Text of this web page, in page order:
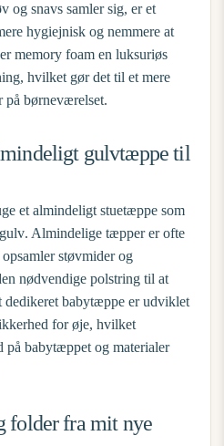
og snavs samler sig, er et
hygiejnisk og nemmere at
memory foam en luksuriøs
hvilket gør det til et mere
på børneværelset.
gulvtæppe til
et almindeligt stuetæppe som
. Almindelige tæpper er ofte
støvmider og
nødvendige polstring til at
dedikeret babytæppe er udviklet
for øje, hvilket
på babytæppet og materialer
folder fra mit nye